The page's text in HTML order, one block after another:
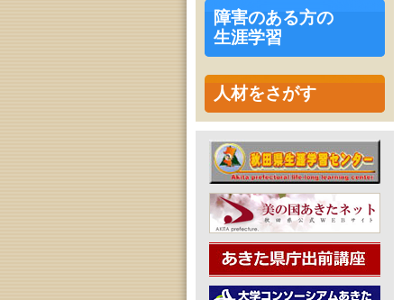
障害のある方の
生涯学習
人材をさがす